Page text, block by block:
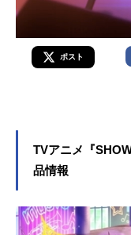
ポスト
TVアニメ『
品情報